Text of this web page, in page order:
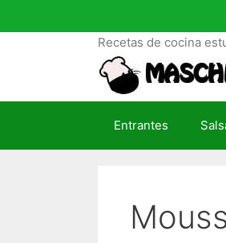
a
l
Recetas de cocina
Entrantes